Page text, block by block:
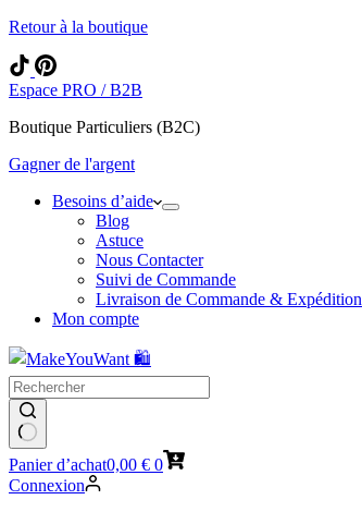
Retour à la boutique
Espace PRO / B2B
Boutique Particuliers (B2C)
Gagner de l'argent
Besoins d’aide
Blog
Astuce
Nous Contacter
Suivi de Commande
Livraison de Commande & Expédition
Mon compte
Panier d’achat0,00 € 0
Connexion